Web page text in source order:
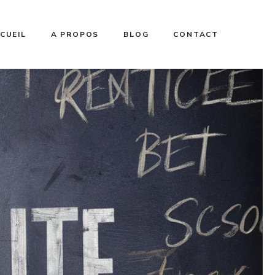
A PROPOS BLOG CONTACT